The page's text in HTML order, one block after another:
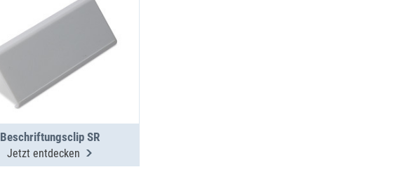
Beschriftungsclip SR
Jetzt entdecken